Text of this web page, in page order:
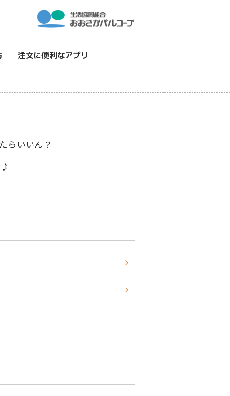
注文に便利なアプリ
らいいん？
♪